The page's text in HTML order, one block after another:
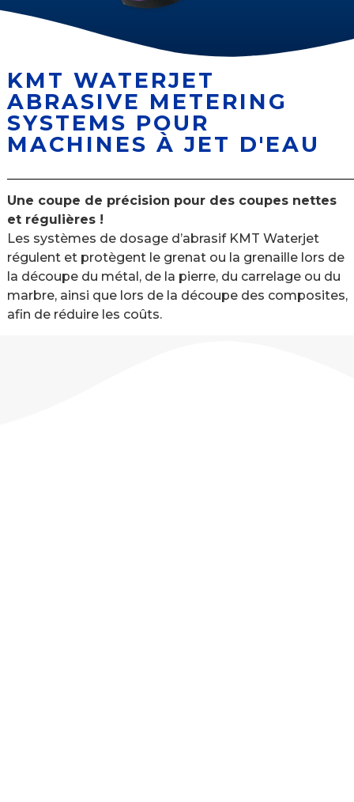
KMT WATERJET
ABRASIVE METERING
SYSTEMS POUR
MACHINES À JET D'EAU
Une coupe de précision pour des coupes nettes
et régulières !
Les systèmes de dosage d’abrasif KMT Waterjet
régulent et protègent le grenat ou la grenaille lors de
la découpe du métal, de la pierre, du carrelage ou du
marbre, ainsi que lors de la découpe des composites,
afin de réduire les coûts.